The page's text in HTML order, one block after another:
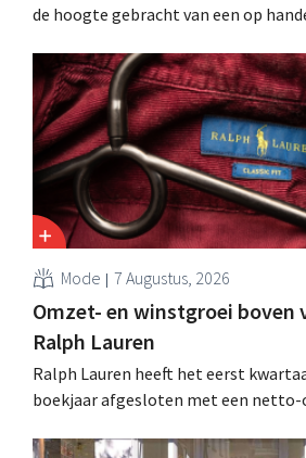
de hoogte gebracht van een op
sanering volgt op eerdere ingrepen
en Spanje waarbij al honderden jobs
Mode 7 Augustus, 2026
Omzet- en winstgroei boven
Ralph Lauren
Ralph Lauren heeft het eerst
boekjaar afgesloten met een netto-
is dan een jaar eerder. Na die beter